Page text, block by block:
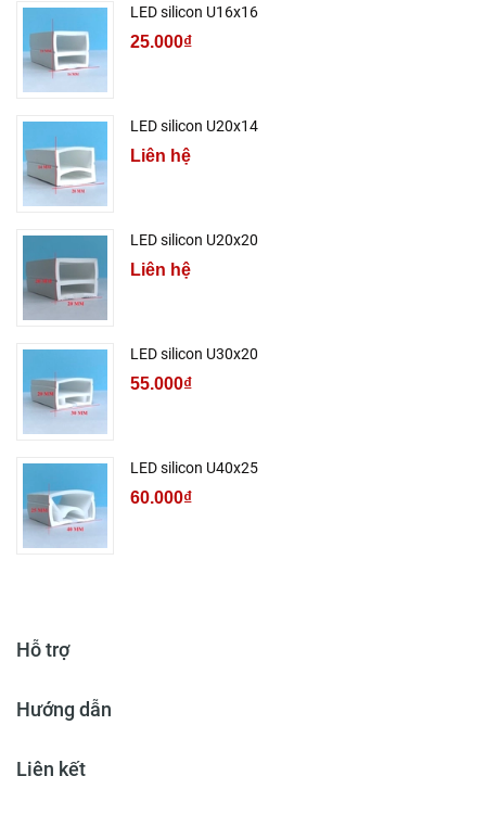
LED silicon U16x16
25.000₫
LED silicon U20x14
Liên hệ
LED silicon U20x20
Liên hệ
LED silicon U30x20
55.000₫
LED silicon U40x25
60.000₫
Hỗ trợ
Hướng dẫn
Liên kết